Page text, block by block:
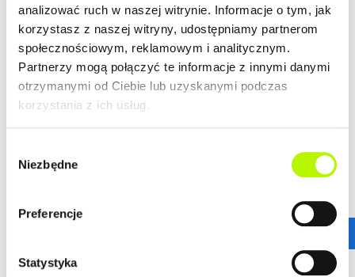
analizować ruch w naszej witrynie. Informacje o tym, jak
korzystasz z naszej witryny, udostępniamy partnerom
społecznościowym, reklamowym i analitycznym.
Partnerzy mogą połączyć te informacje z innymi danymi
otrzymanymi od Ciebie lub uzyskanymi podczas
korzystania z ich usług.
zgody
Niezbędne
Preferencje
Statystyka
LOKALIZACJA
Mieszkania z rynku wtórnego w Rzeszowie
W naszej ofercie dostępne sąmieszkania z rynku wtórnego
w Rzeszowie – przyul. Kwiatkowskiego 4A i 4B
To propozycja dla osób, które szukają mieszkania gotowego
Dostępne lokale mają powierzchnie od
26 m² do 74 m²
dzięki czemu sprawdzą się zarówno jako pierwsze
mieszkanie, wygodna przestrzeń do życia, jak i nieruchomość
pod wynajem.